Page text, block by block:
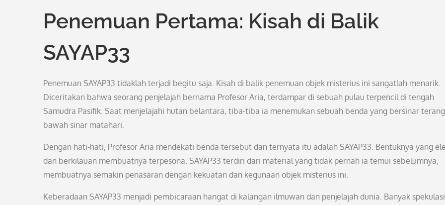
Penemuan Pertama: Kisah di Balik
SAYAP33
Penemuan SAYAP33 tidaklah terjadi begitu saja. Kisah di balik penemuan objek misterius ini sangatlah menarik.
Diceritakan bahwa seorang penjelajah bernama Profesor Aria, terdampar di sebuah pulau terpencil di tengah
Samudra Pasifik. Saat menjelajahi hutan belantara, tiba-tiba ia menemukan sebuah benda yang bersinar
bawah sinar matahari.
Dengan hati-hati, Profesor Aria mendekati benda tersebut dan ternyata itu adalah SAYAP33. Bentuknya yang
dan berkilauan membuatnya terpesona. SAYAP33 terdiri dari material yang tidak pernah ia temui sebelumnya,
membuatnya semakin penasaran dengan kekuatan dan kegunaan objek misterius ini.
Keberadaan SAYAP33 menjadi pembicaraan hangat di kalangan ilmuwan dan penjelajah dunia. Banyak spekulasi